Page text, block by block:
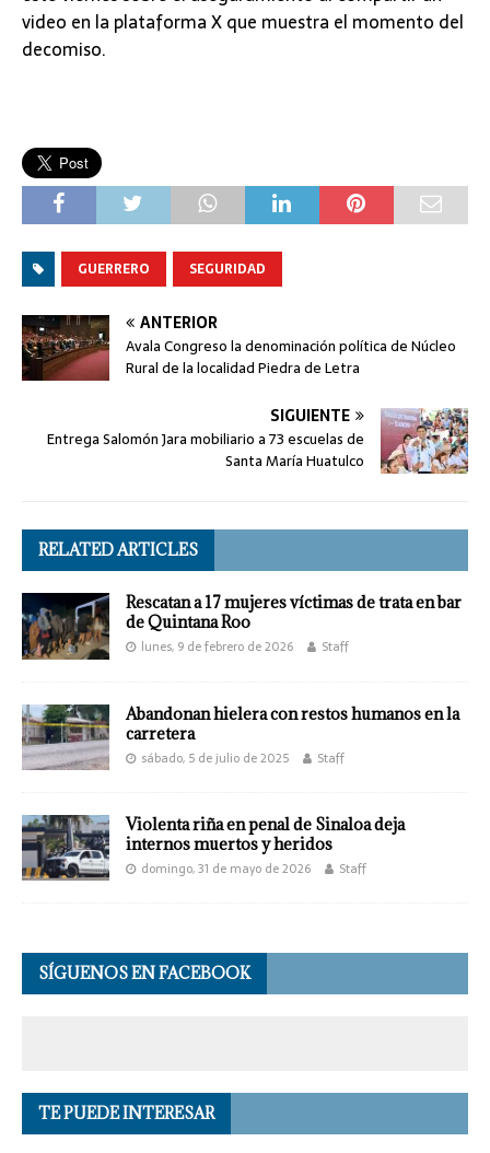
video en la plataforma X que muestra el momento del
decomiso.
GUERRERO SEGURIDAD
ANTERIOR
Avala Congreso la denominación política de Núcleo
Rural de la localidad Piedra de Letra
SIGUIENTE
Entrega Salomón Jara mobiliario a 73 escuelas de
Santa María Huatulco
RELATED ARTICLES
Rescatan a 17 mujeres víctimas de trata en bar
de Quintana Roo
lunes, 9 de febrero de 2026 Staff
Abandonan hielera con restos humanos en la
carretera
sábado, 5 de julio de 2025 Staff
Violenta riña en penal de Sinaloa deja
internos muertos y heridos
domingo, 31 de mayo de 2026 Staff
SÍGUENOS EN FACEBOOK
TE PUEDE INTERESAR